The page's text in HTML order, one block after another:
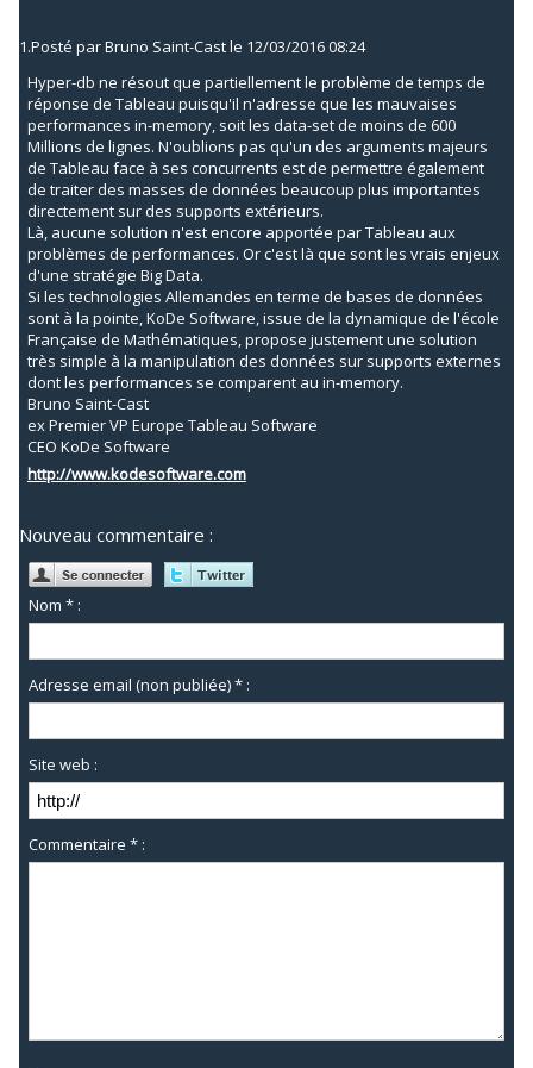
1.Posté parBruno Saint-Castle 12/03/2016 08:24
Hyper-db ne résout que partiellement le problème de temps de
réponse de Tableau puisqu'il n'adresse que les mauvaises
performances in-memory, soit les data-set de moins de 600
Millions de lignes. N'oublions pas qu'un des arguments majeurs
de Tableau face à ses concurrents est de permettre également
de traiter des masses de données beaucoup plus importantes
directement sur des supports extérieurs.
Là, aucune solution n'est encore apportée par Tableau aux
problèmes de performances. Or c'est là que sont les vrais enjeux
d'une stratégie Big Data.
Si les technologies Allemandes en terme de bases de données
sont à la pointe, KoDe Software, issue de la dynamique de l'école
Française de Mathématiques, propose justement une solution
très simple à la manipulation des données sur supports externes
dont les performances se comparent au in-memory.
Bruno Saint-Cast
ex Premier VP Europe Tableau Software
CEO KoDe Software
http://www.kodesoftware.com
Nouveau commentaire :
Nom * :
Adresse email (non publiée) * :
Site web :
Commentaire * :